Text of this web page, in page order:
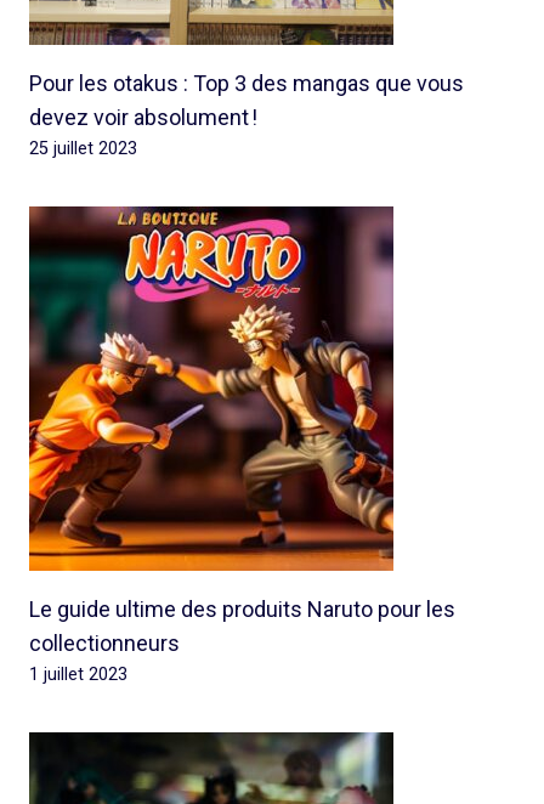
Pour les otakus : Top 3 des mangas que vous
devez voir absolument !
25 juillet 2023
Le guide ultime des produits Naruto pour les
collectionneurs
1 juillet 2023